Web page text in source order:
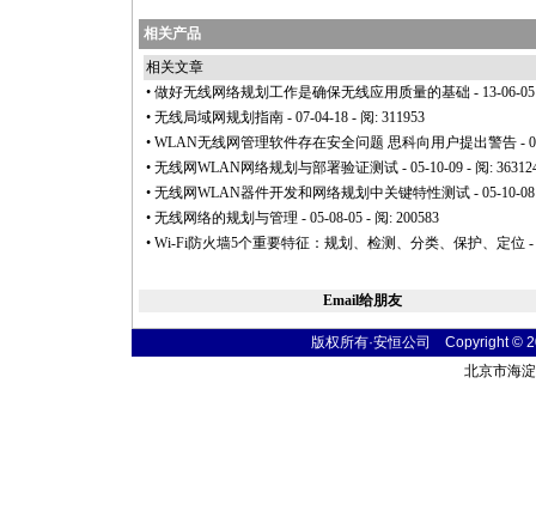
相关产品
相关文章
• 做好无线网络规划工作是确保无线应用质量的基础 - 13-06-
• 无线局域网规划指南 - 07-04-18 - 阅: 311953
• WLAN无线网管理软件存在安全问题 思科向用户提出警告 -
• 无线网WLAN网络规划与部署验证测试 - 05-10-09 - 阅:
• 无线网WLAN器件开发和网络规划中关键特性测试 - 05-10-
• 无线网络的规划与管理 - 05-08-05 - 阅: 200583
• Wi-Fi防火墙5个重要特征：规划、检测、分类、保护、定位 -
Email给朋友
版权所有·安恒公司 Copyright ©
北京市海